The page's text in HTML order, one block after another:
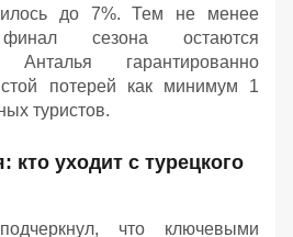
до 7%. Тем не менее
сезона остаются
Анталья гарантированно
потерей как минимум 1
туристов.
кто уходит с турецкого
что ключевыми